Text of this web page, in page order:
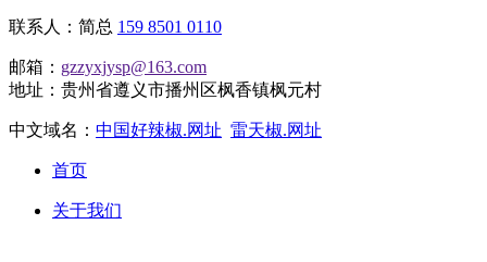
联系人：简总 159 8501 0110
邮箱： gzzyxjysp@163.com
地址：贵州省遵义市播州区枫香镇枫元村
中文域名： 中国好辣椒.网址 雷天椒.网址
首页
关于我们